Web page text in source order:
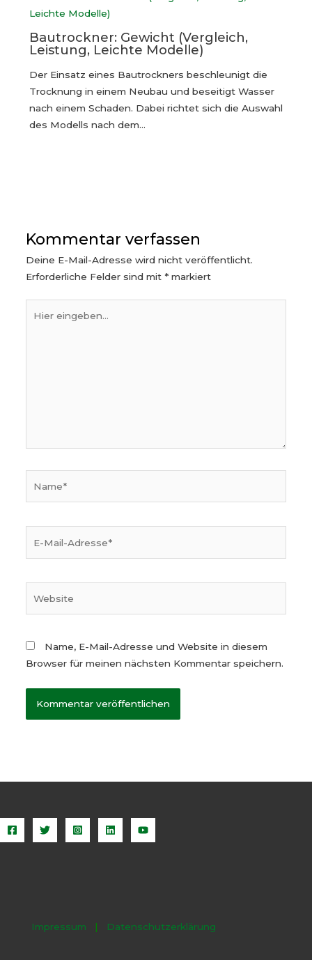
Bautrockner: Gewicht (Vergleich,
Leistung, Leichte Modelle)
Der Einsatz eines Bautrockners beschleunigt die
Trocknung in einem Neubau und beseitigt Wasser
nach einem Schaden. Dabei richtet sich die Auswahl
des Modells nach dem…
Kommentar verfassen
Deine E-Mail-Adresse wird nicht veröffentlicht.
Erforderliche Felder sind mit *markiert
eingeben…
Name, E-Mail-Adresse und Website in diesem
Browser für meinen nächsten Kommentar speichern.
Impressum | Datenschutzerklärung